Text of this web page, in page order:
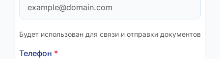
Будет использован для связи и отправки документов
Телефон *